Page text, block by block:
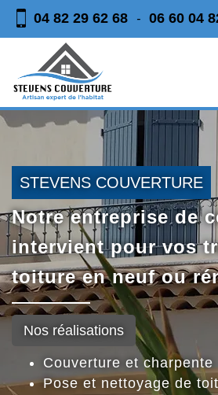
04 82 29 62 68 - 06 60 04
STEVENS COUVERTURE
Notre entreprise de
intervient pour vos
toiture en neuf ou
Nos réalisations
Couverture et charpente
Pose et nettoyage de toit